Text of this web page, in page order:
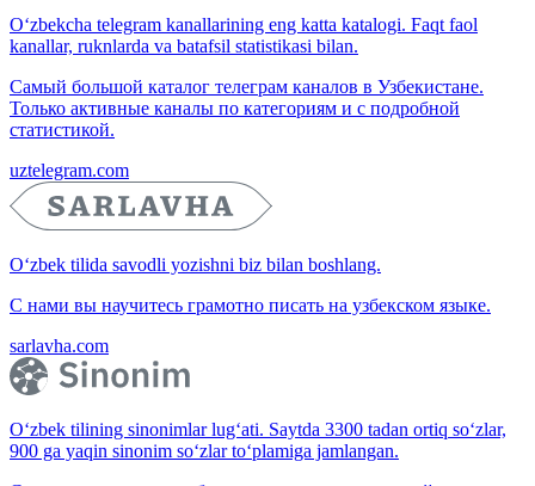
O‘zbekcha telegram kanallarining eng katta katalogi. Faqt faol
kanallar, ruknlarda va batafsil statistikasi bilan.
Самый большой каталог телеграм каналов в Узбекистане.
Только активные каналы по категориям и с подробной
статистикой.
uztelegram.com
O‘zbek tilida savodli yozishni biz bilan boshlang.
С нами вы научитесь грамотно писать на узбекском языке.
sarlavha.com
O‘zbek tilining sinonimlar lug‘ati. Saytda 3300 tadan ortiq so‘zlar,
900 ga yaqin sinonim so‘zlar to‘plamiga jamlangan.